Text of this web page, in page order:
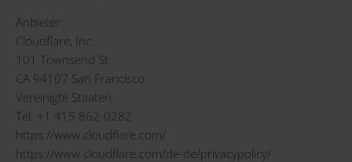
Anbieter:
Cloudflare, Inc.
101 Townsend St.
CA 94107 San Francisco
Vereinigte Staaten
Tel. +1 415 862-0282
https://www.cloudflare.com/
https://www.cloudflare.com/de-de/privacypolicy/